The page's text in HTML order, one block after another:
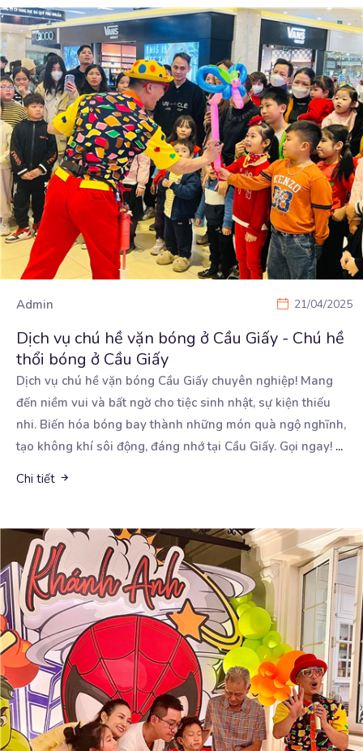
Admin 21/04/2025
Dịch vụ chú hề vặn bóng ở Cầu Giấy - Chú hề
thổi bóng ở Cầu Giấy
Dịch vụ chú hề vặn bóng Cầu Giấy chuyên nghiệp! Mang
đến niềm vui và bất ngờ cho tiệc sinh nhật, sự kiện thiếu
nhi. Biến hóa bóng bay thành những món quà ngộ nghĩnh,
tạo không khí sôi động, đáng nhớ tại Cầu Giấy. Gọi ngay! ...
Chi tiết